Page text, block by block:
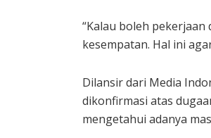
“Kalau boleh
kesempatan. Hal ini
Dilansir dari Media
dikonfirmasi atas
mengetahui adanya